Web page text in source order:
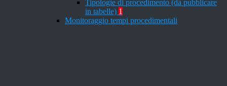
Tipologie di procedimento (da pubblicare
in tabelle) 1
Monitoraggio tempi procedimentali